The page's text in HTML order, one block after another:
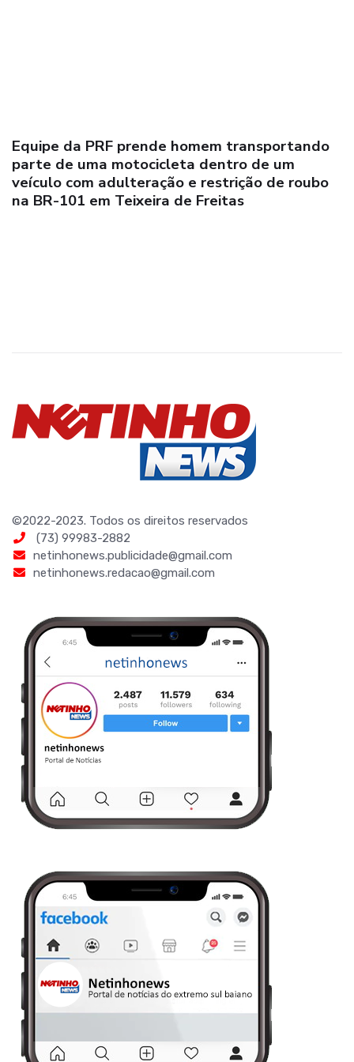
Equipe da PRF prende homem transportando
parte de uma motocicleta dentro de um
veículo com adulteração e restrição de roubo
na BR-101 em Teixeira de Freitas
©2022-2023. Todos os direitos reservados
(73) 99983-2882
netinhonews.publicidade@gmail.com
netinhonews.redacao@gmail.com